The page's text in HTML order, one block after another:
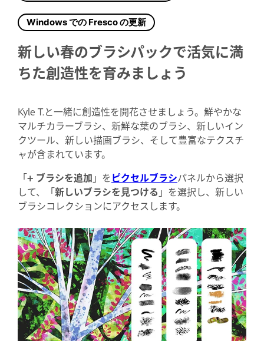
Windows での Fresco の更新
新しい春のブラシパックで活気に満
ちた創造性を育みましょう
Kyle T.と一緒に創造性を開花させましょう。鮮やかな
マルチカラーブラシ、新鮮な葉のブラシ、新しいイン
クツール、新しい描画ブラシ、そして豊富なテクスチ
ャが含まれています。
「+ ブラシを追加 」をピクセルブラシパネルから選択
して、「新しいブラシを見つける 」を選択し、新しい
ブラシコレクションにアクセスします。